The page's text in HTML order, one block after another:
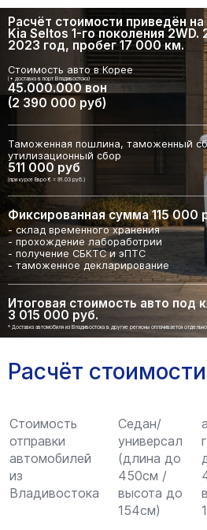
Расчёт стоимости приведён
Kia Seltos 1-го поколения 2WD.
2023 год, пробег 17 000 км.
Стоимость авто в Корее
(+ доставка в порт Владивостока)
45.000.000 вон
(2 390 000 руб)
Таможенная пошлина, таможенный
утилизационный сбор
511 000 руб
(при курсе Евро € = 91.03 руб.)
Фиксированная сумма 115 000
- склад временного хранения
- прохождение лабоработрии
- получение СБКТС и эПТС
- таможенное декларирование
Итоговая стоимость авто под
3 015 000 руб.
* Доставка автомобиля из Владивостока в другие регионы оплачивается
Расчёт
Стоимость
отправки
автомобилей
из
Владивостока
Седан/
универсал
(длина до
450см /
высота до
154см)